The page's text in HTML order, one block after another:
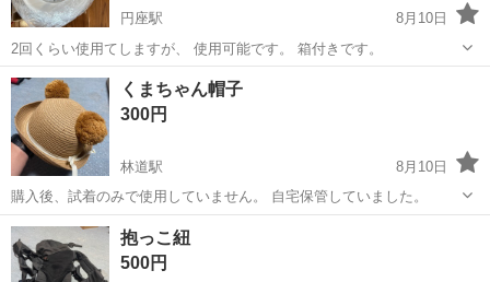
円座駅
8月10日
2回くらい使用てしますが、 使用可能です。 箱付きです。
香川 高松市 円座駅 ベビー用品
くまちゃん帽子
300円
林道駅
8月10日
購入後、試着のみで使用していません。 自宅保管していました。
香川 高松市 林道駅
抱っこ紐
500円